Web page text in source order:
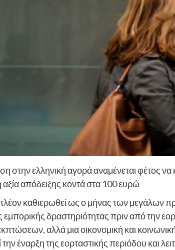
στην ελληνική αγορά αναμένεται φέτος
απόδειξης κοντά στα 100 ευρώ
καθιερωθεί ως ο μήνας των μεγάλων
δραστηριότητας πριν από την
αλλά μια οικονομική και
έναρξη της εορταστικής περιόδου και